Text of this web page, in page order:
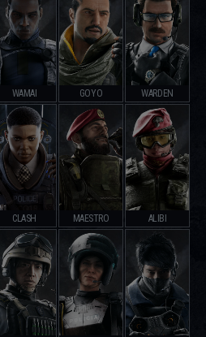
WAMAI GOYO WARDEN
CLASH MAESTRO ALIBI